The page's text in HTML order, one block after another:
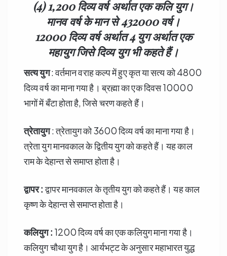
(4) 1,200 दिव्य वर्ष अर्थात एक कलि युग।
मानव वर्ष के मान से 432000 वर्ष।
12000 दिव्य वर्ष अर्थात 4 युग अर्थात एक
महायुग जिसे दिव्य युग भी कहते हैं।
सत्य युग: वर्तमान वराह कल्प में हुए कृत या सत्य को 4800
दिव्य वर्ष का माना गया है। ब्रह्मा का एक दिवस 10000
भागों में बँटा होता है, जिसे चरण कहते हैं।
त्रेतायुग: त्रेतायुग को 3600 दिव्य वर्ष का माना गया है।
त्रेता युग मानवकाल के द्वितीय युग को कहते हैं। यह काल
राम के देहान्त से समाप्त होता है।
द्वापर :द्वापर मानवकाल के तृतीय युग को कहते हैं। यह काल
कृष्ण के देहान्त से समाप्त होता है।
कलियुग : 1200 दिव्य वर्ष का एक कलियुग माना गया है।
कलियुग चौथा युग है। आर्यभट्ट के अनुसार महाभारत युद्ध